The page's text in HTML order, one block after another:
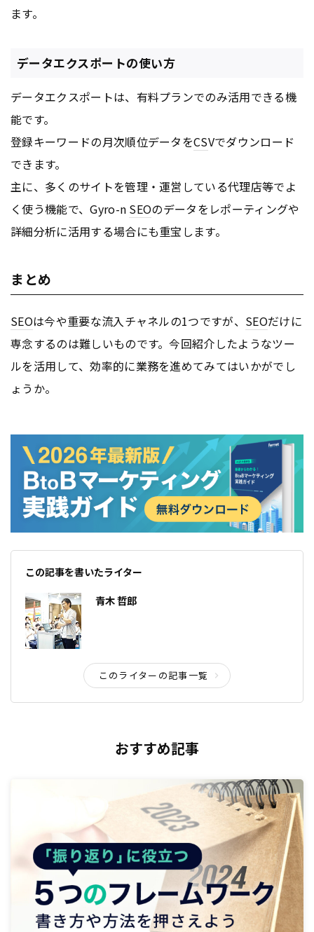
ます。
データエクスポートの使い方
データエクスポートは、有料プランでのみ活用できる機
能です。
登録キーワードの月次順位データをCSVでダウンロード
できます。
主に、多くのサイトを管理・運営している代理店等でよ
く使う機能で、Gyro-n SEOのデータをレポーティングや
詳細分析に活用する場合にも重宝します。
まとめ
SEOは今や重要な流入チャネルの1つですが、 SEOだけに
専念するのは難しいものです。今回紹介したようなツー
ルを活用して、効率的に業務を進めてみてはいかがでし
ょうか。
この記事を書いたライター
青木 哲郎
このライターの記事一覧
おすすめ記事